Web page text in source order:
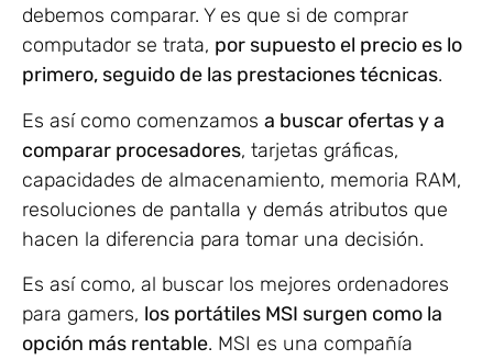
debemos comparar. Y es que si de comprar
computador se trata, por supuesto el precio es lo
primero, seguido de las prestaciones técnicas.
Es así como comenzamos a buscar ofertas y a
comparar procesadores, tarjetas gráficas,
capacidades de almacenamiento, memoria RAM,
resoluciones de pantalla y demás atributos que
hacen la diferencia para tomar una decisión.
Es así como, al buscar los mejores ordenadores
para gamers, los portátiles MSI surgen como la
opción más rentable. MSI es una compañía